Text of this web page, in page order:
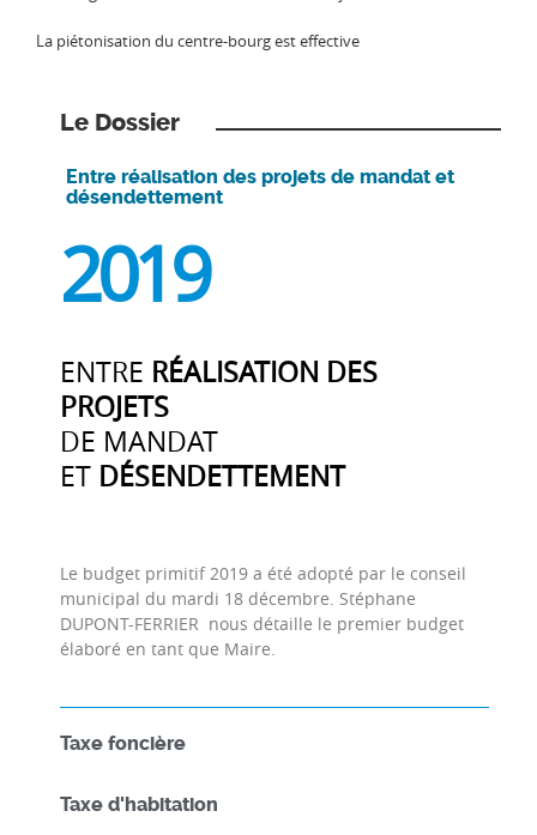
La piétonisation du centre-bourg est effective
Le Dossier
Entre réalisation des projets de mandat et
désendettement
2019
ENTRE RÉALISATION DES
PROJETS
DE MANDAT
ET DÉSENDETTEMENT
Le budget primitif 2019 a été adopté par le conseil
municipal du mardi 18 décembre. Stéphane
DUPONT-FERRIER nous détaille le premier budget
élaboré en tant que Maire.
Taxe foncière
Taxe d'habitation